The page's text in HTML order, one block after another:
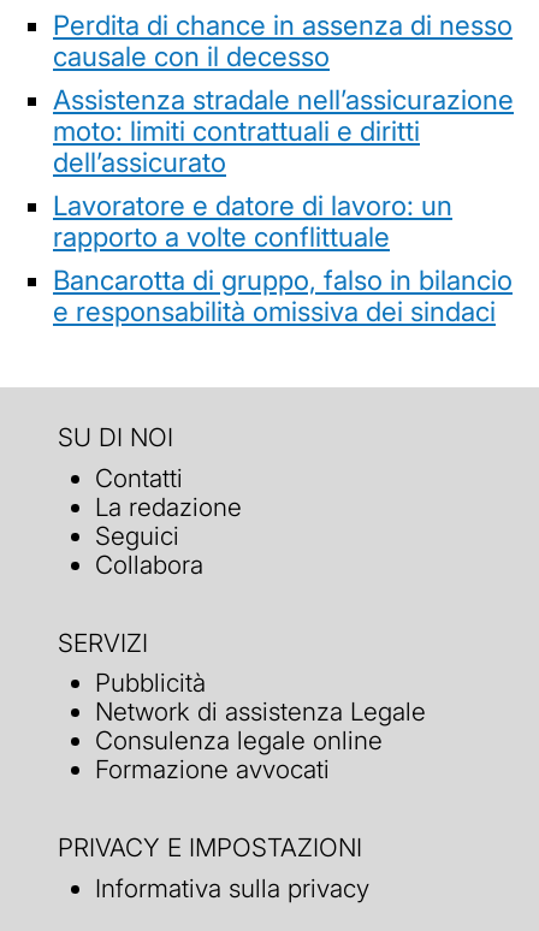
Perdita di chance in assenza di nesso
causale con il decesso
Assistenza stradale nell’assicurazione
moto: limiti contrattuali e diritti
dell’assicurato
Lavoratore e datore di lavoro: un
rapporto a volte conflittuale
Bancarotta di gruppo, falso in bilancio
e responsabilità omissiva dei sindaci
SU DI NOI
Contatti
La redazione
Seguici
Collabora
SERVIZI
Pubblicità
Network di assistenza Legale
Consulenza legale online
Formazione avvocati
PRIVACY E IMPOSTAZIONI
Informativa sulla privacy